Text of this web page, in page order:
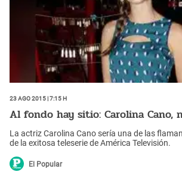
23 Ago 2015 | 7:15 h
Al fondo hay sitio: Carolina Cano,
La actriz Carolina Cano sería una de las
de la exitosa teleserie de América Televisión.
El Popular